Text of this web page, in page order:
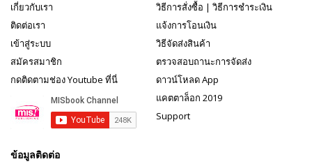
เกี่ยวกับเรา
ติดต่อเรา
เข้าสู่ระบบ
สมัครสมาชิก
กดติดตามช่อง Youtube ที่นี่
วิธีการสั่งซื้อ | วิธีการชำระเงิน
แจ้งการโอนเงิน
วิธีจัดส่งสินค้า
ตรวจสอบถานะการจัดส่ง
ดาวน์โหลด App
แคตตาล็อก 2019
Support
ข้อมูลติดต่อ